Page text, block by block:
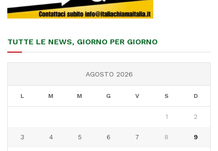
TUTTE LE NEWS, GIORNO PER GIORNO
AGOSTO 2026
L M M G V S D
1 2
3 4 5 6 7 8 9